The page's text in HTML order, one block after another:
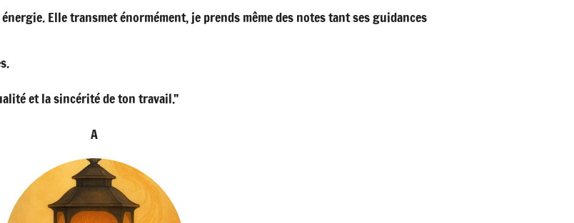
Elle transmet énormément, je prends même des notes tant ses guidances
et la sincérité de ton travail.”
A